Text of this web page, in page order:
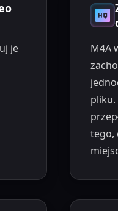
je
M4A
tego,